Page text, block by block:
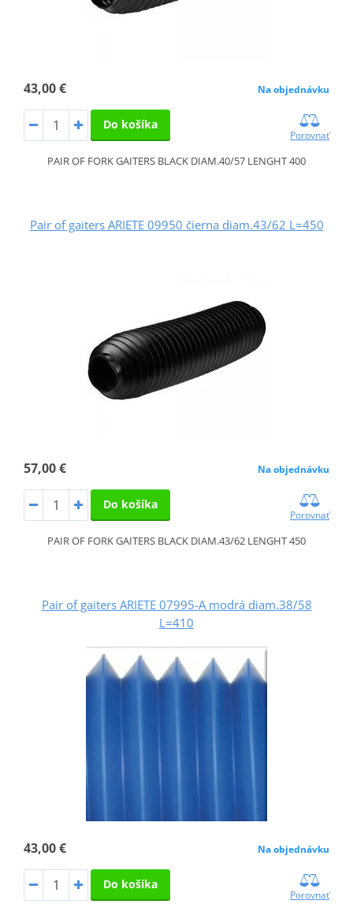
43,00 € Na objednávku
Do košíka
Porovnať
PAIR OF FORK GAITERS BLACK DIAM.40/57 LENGHT 400
Pair of gaiters ARIETE 09950 čierna diam.43/62 L=450
57,00 € Na objednávku
Do košíka
Porovnať
PAIR OF FORK GAITERS BLACK DIAM.43/62 LENGHT 450
Pair of gaiters ARIETE 07995-A modrá diam.38/58
L=410
43,00 € Na objednávku
Do košíka
Porovnať